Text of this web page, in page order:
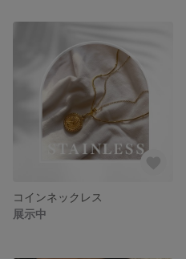
コインネックレス
展示中